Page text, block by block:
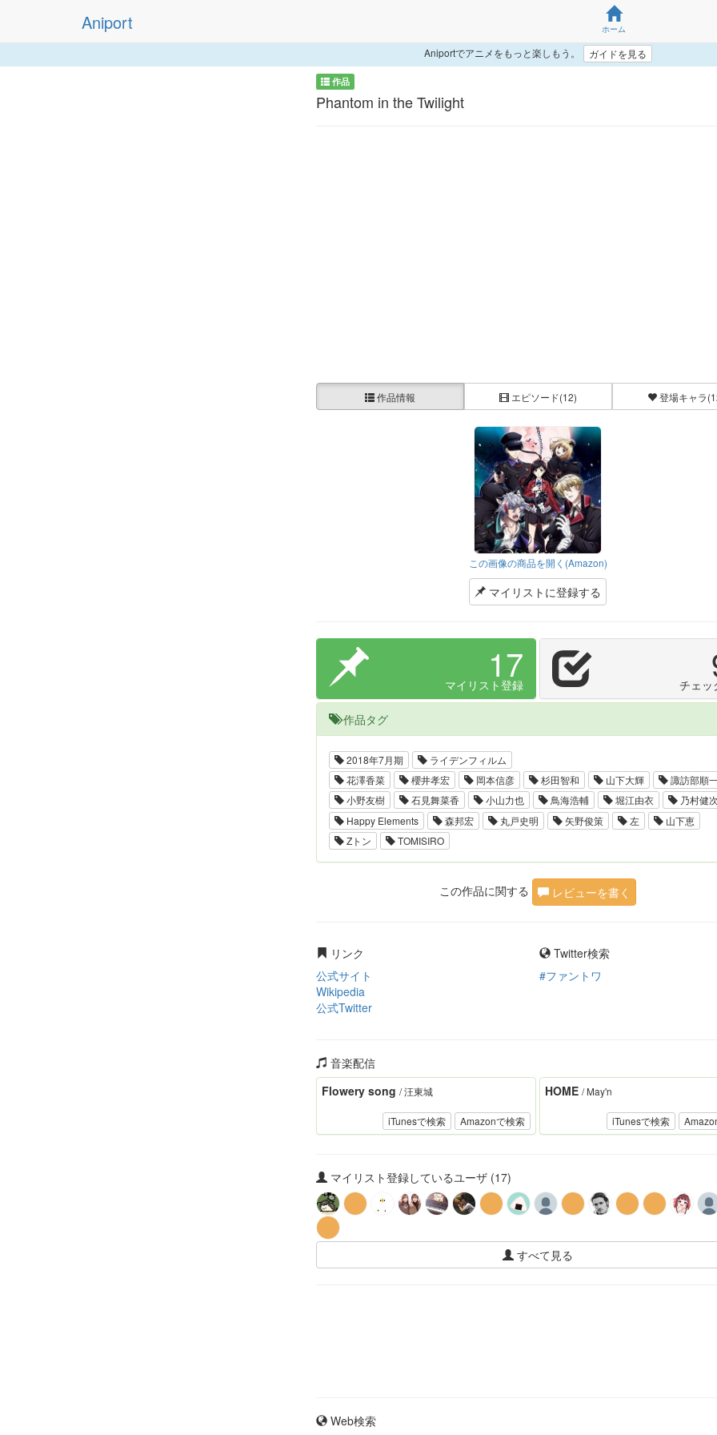
Aniport ホーム
Aniportでアニメをもっと楽しもう。 ガイドを見る
作品
Phantom in the Twilight
作品情報 エピソード(12) 登場キャラ
この画像の商品を開く(Amazon)
マイリストに登録する
17
マイリスト登録 チェッ
作品タグ
2018年7月期
ライデンフィルム
花澤香菜
櫻井孝宏 岡本信彦 杉田智和 山下大輝
諏訪部順
小野友樹
石見舞菜香 小山力也 鳥海浩輔 堀江由衣
乃村健
Happy Elements
森邦宏 丸戸史明 矢野俊策 左
山下恵
Zトン
TOMISIRO
この作品に関する レビューを書く
リンク
公式サイト
Wikipedia
公式Twitter
Twitter検索
#ファントワ
音楽配信
iTunesで検索 Amazonで検索
Flowery song / 汪東城
iTunesで検索
HOME / May'n
マイリスト登録しているユーザ (17)
すべて見る
Web検索